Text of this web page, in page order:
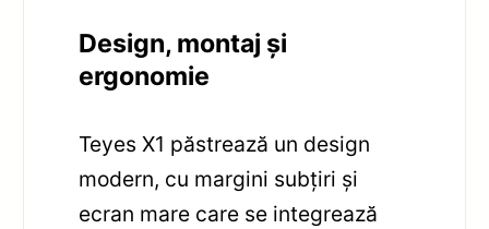
Design, montaj și
ergonomie
Teyes X1 păstrează un design
modern, cu margini subțiri și
ecran mare care se integrează